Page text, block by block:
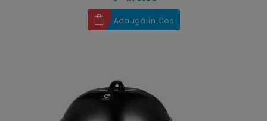
Adaugă în Coș